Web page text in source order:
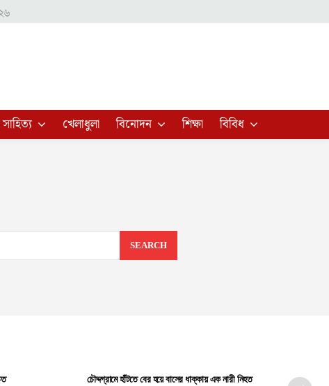
সাহিত্য খেলাধুলা বিনোদন শিক্ষা বিবিধ
SEARCH
চৌদ্দগ্রামে হাঁটতে বের হয়ে বাসের ধাক্কায় এক নারী নিহত